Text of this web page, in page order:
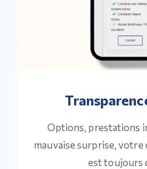
Options, prestations
mauvaise surprise,
est toujours